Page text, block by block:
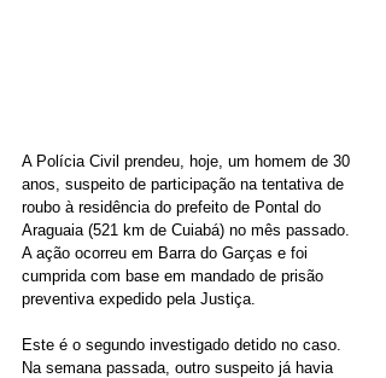
A Polícia Civil prendeu, hoje, um homem de 30
anos, suspeito de participação na tentativa de
roubo à residência do prefeito de Pontal do
Araguaia (521 km de Cuiabá) no mês passado.
A ação ocorreu em Barra do Garças e foi
cumprida com base em mandado de prisão
preventiva expedido pela Justiça.
Este é o segundo investigado detido no caso.
Na semana passada, outro suspeito já havia